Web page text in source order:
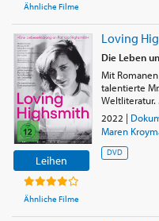
Ähnliche Filme
Leihen
Ähnliche Filme
Loving
Die Leben
Mit
talentierte
Weltliteratur.
2022 |
Maren
DVD